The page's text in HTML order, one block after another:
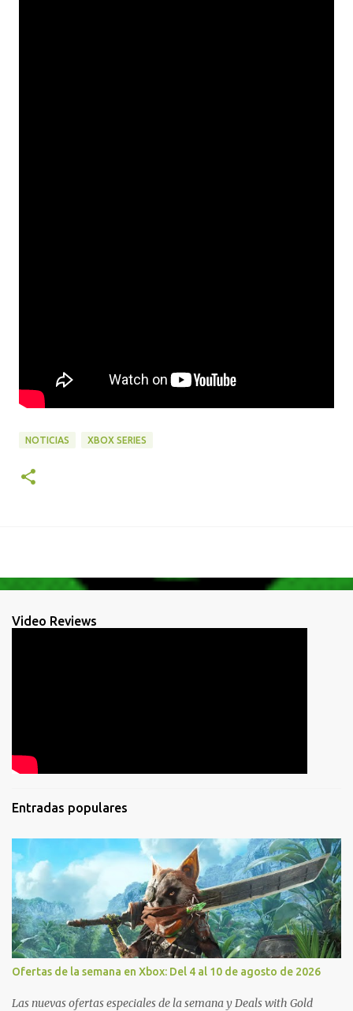
NOTICIAS XBOX SERIES
Video Reviews
Entradas populares
Ofertas de la semana en Xbox: Del 4 al 10 de agosto de 2026
Las nuevas ofertas especiales de la semana y Deals with Gold